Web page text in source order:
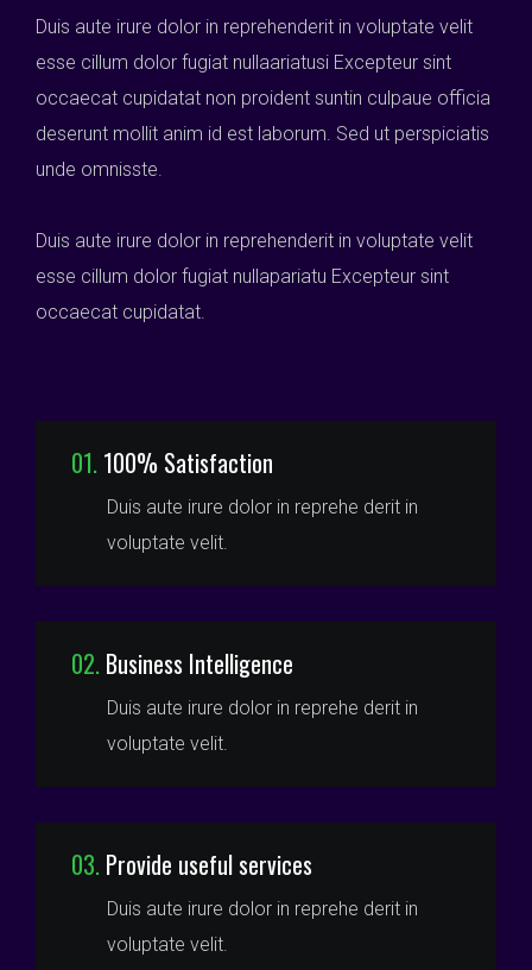
Duis aute irure dolor in reprehenderit in voluptate velit
esse cillum dolor fugiat nullaariatusi Excepteur sint
occaecat cupidatat non proident suntin culpaue officia
deserunt mollit anim id est laborum. Sed ut perspiciatis
unde omnisste.
Duis aute irure dolor in reprehenderit in voluptate velit
esse cillum dolor fugiat nullapariatu Excepteur sint
occaecat cupidatat.
01. 100% Satisfaction
Duis aute irure dolor in reprehe derit in
voluptate velit.
02. Business Intelligence
Duis aute irure dolor in reprehe derit in
voluptate velit.
03. Provide useful services
Duis aute irure dolor in reprehe derit in
voluptate velit.